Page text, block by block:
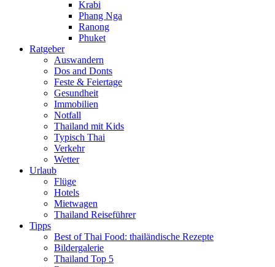
Krabi
Phang Nga
Ranong
Phuket
Ratgeber
Auswandern
Dos and Donts
Feste & Feiertage
Gesundheit
Immobilien
Notfall
Thailand mit Kids
Typisch Thai
Verkehr
Wetter
Urlaub
Flüge
Hotels
Mietwagen
Thailand Reiseführer
Tipps
Best of Thai Food: thailändische Rezepte
Bildergalerie
Thailand Top 5